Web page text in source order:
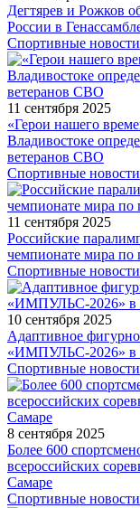
Дегтярев и Рожков
России в
Спортивные новости
11 сентября 2025
«Герои нашего
Владивостоке
ветеранов СВО
Спортивные новости
11 сентября 2025
Российские
чемпионате мира по
Спортивные новости
10 сентября 2025
Адаптивное
«ИМПУЛЬС-2026» в
Спортивные новости
8 сентября 2025
Более 600
всероссийских
Самаре
Спортивные новости